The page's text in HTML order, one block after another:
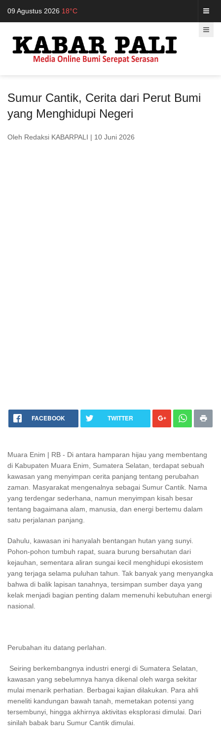
09 Agustus 2026 18°C
Sumur Cantik, Cerita dari Perut Bumi
yang Menghidupi Negeri
Oleh Redaksi KABARPALI | 10 Juni 2026
FACEBOOK TWITTER
Muara Enim | RB - Di antara hamparan hijau yang membentang
di Kabupaten Muara Enim, Sumatera Selatan, terdapat sebuah
kawasan yang menyimpan cerita panjang tentang perubahan
zaman. Masyarakat mengenalnya sebagai Sumur Cantik. Nama
yang terdengar sederhana, namun menyimpan kisah besar
tentang bagaimana alam, manusia, dan energi bertemu dalam
satu perjalanan panjang.
Dahulu, kawasan ini hanyalah bentangan hutan yang sunyi.
Pohon-pohon tumbuh rapat, suara burung bersahutan dari
kejauhan, sementara aliran sungai kecil menghidupi ekosistem
yang terjaga selama puluhan tahun. Tak banyak yang menyangka
bahwa di balik lapisan tanahnya, tersimpan sumber daya yang
kelak menjadi bagian penting dalam memenuhi kebutuhan energi
nasional.
Perubahan itu datang perlahan.
Seiring berkembangnya industri energi di Sumatera Selatan,
kawasan yang sebelumnya hanya dikenal oleh warga sekitar
mulai menarik perhatian. Berbagai kajian dilakukan. Para ahli
meneliti kandungan bawah tanah, memetakan potensi yang
tersembunyi, hingga akhirnya aktivitas eksplorasi dimulai. Dari
sinilah babak baru Sumur Cantik dimulai.